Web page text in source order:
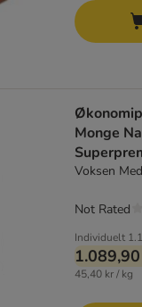
Monge
Voksen
Individuelt
45,40 kr / kg
Not Rated